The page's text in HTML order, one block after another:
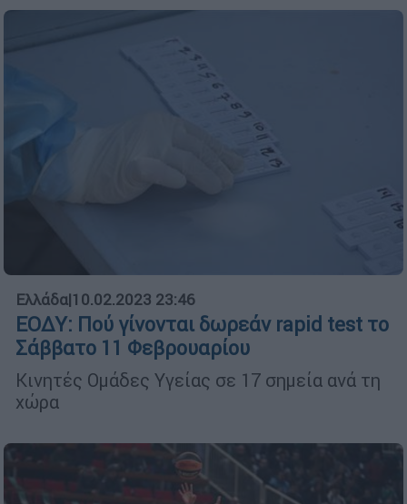
Ελλάδα|10.02.2023 23:46
ΕΟΔΥ: Πού γίνονται δωρεάν rapid test το
Σάββατο 11 Φεβρουαρίου
Κινητές Ομάδες Υγείας σε 17 σημεία ανά τη
χώρα